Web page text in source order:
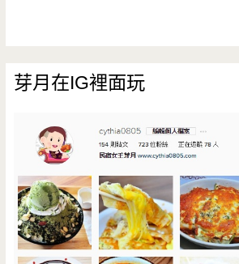
芽月在IG裡面玩